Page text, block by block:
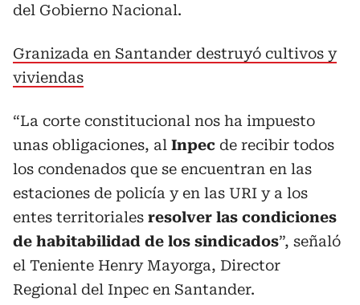
del Gobierno Nacional.
Granizada en Santander destruyó cultivos y
viviendas
“La corte constitucional nos ha impuesto
unas obligaciones, al Inpec de recibir todos
los condenados que se encuentran en las
estaciones de policía y en las URI y a los
entes territoriales resolver las condiciones
de habitabilidad de los sindicados”, señaló
el Teniente Henry Mayorga, Director
Regional del Inpec en Santander.